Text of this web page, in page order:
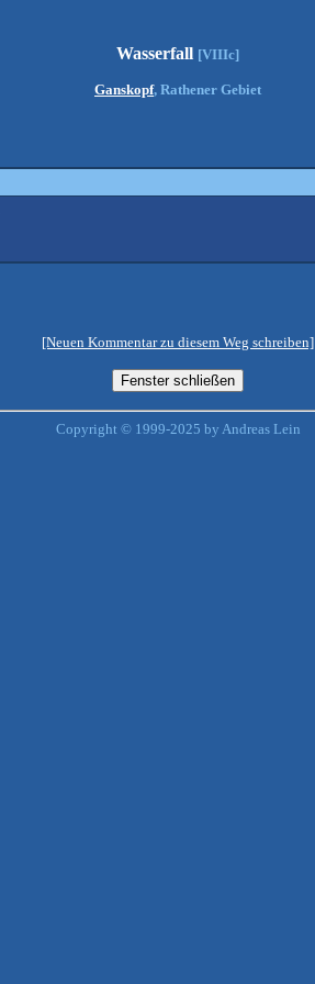
Wasserfall [VIIIc]
Ganskopf, Rathener Gebiet
[Neuen Kommentar zu diesem Weg schreiben]
Copyright © 1999-2025 by Andreas Lein